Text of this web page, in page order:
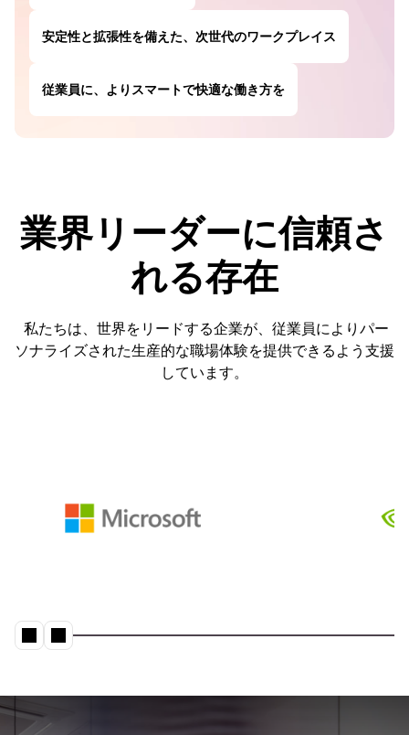
安定性と拡張性を備えた、次世代のワークプレイス
従業員に、よりスマートで快適な働き方を
パーソナライズされたデジタルツールとAIを活用
ITの問題を予測し、解決
安定性と拡張性を備えた、次世代のワークプレイス
従業員に、よりスマートで快適な働き方を
最初からやり直す
業界リーダーに信頼さ
れる存在
私たちは、世界をリードする企業が、従業員によりパー
ソナライズされた生産的な職場体験を提供できるよう支援
しています。